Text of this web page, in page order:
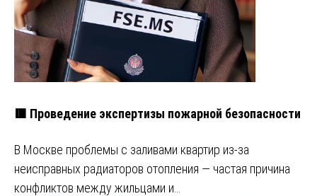
🟥 Проведение экспертизы пожарной безопасности
В Москве проблемы с заливами квартир из-за
неисправных радиаторов отопления — частая причина
конфликтов между жильцами и…